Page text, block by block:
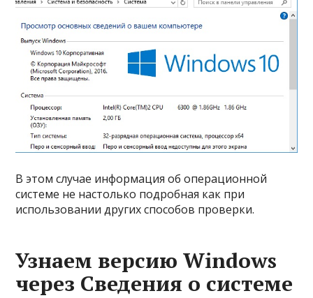
В этом случае информация об операционной
системе не настолько подробная как при
использовании других способов проверки.
Узнаем версию Windows
через Сведения о системе